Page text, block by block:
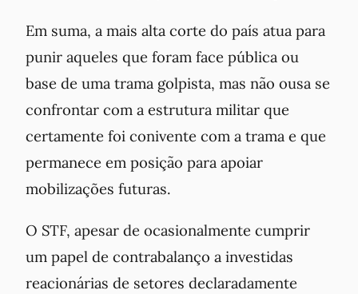
Em suma, a mais alta corte do país atua para
punir aqueles que foram face pública ou
base de uma trama golpista, mas não ousa se
confrontar com a estrutura militar que
certamente foi conivente com a trama e que
permanece em posição para apoiar
mobilizações futuras.
O STF, apesar de ocasionalmente cumprir
um papel de contrabalanço a investidas
reacionárias de setores declaradamente